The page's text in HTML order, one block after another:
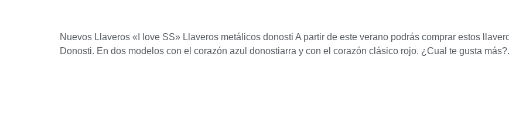
Nuevos Llaveros «I love SS» Llaveros metálicos donosti A partir de este verano podrás comprar estos
Donosti. En dos modelos con el corazón azul donostiarra y con el corazón clásico rojo. ¿Cual te gusta